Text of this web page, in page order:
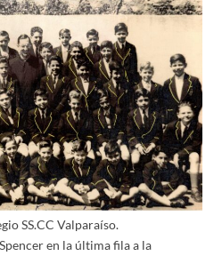
SS.CC Valparaíso.
en la última fila a la